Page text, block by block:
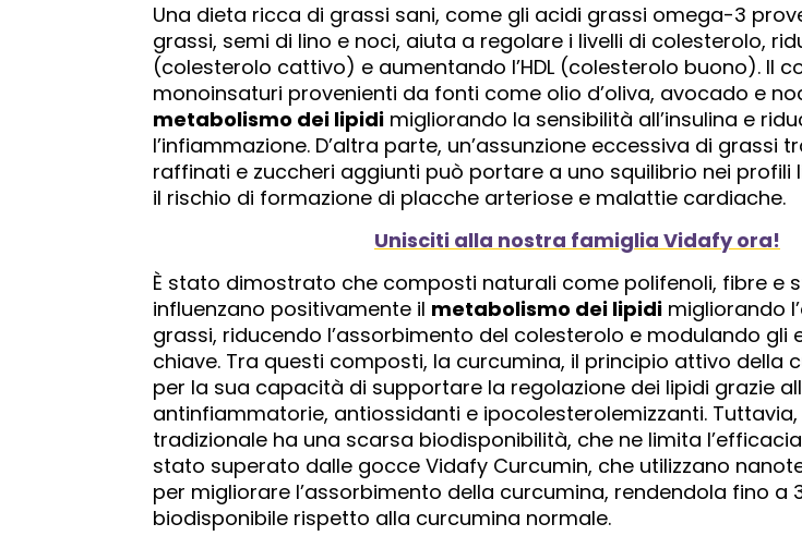
Una dieta ricca di grassi sani, come gli acidi grassi omega-3
grassi, semi di lino e noci, aiuta a regolare i livelli di colesterolo,
(colesterolo cattivo) e aumentando l’HDL (colesterolo buono). Il
monoinsaturi provenienti da fonti come olio d’oliva, avocado e
metabolismo dei lipidimigliorando la sensibilità all’insulina e
l’infiammazione. D’altra parte, un’assunzione eccessiva di grassi
raffinati e zuccheri aggiunti può portare a uno squilibrio nei profili
il rischio di formazione di placche arteriose e malattie cardiache.
Unisciti alla nostra famiglia Vidafy ora!
È stato dimostrato che composti naturali come polifenoli, fibre e
influenzano positivamente il metabolismo dei lipidimigliorando
grassi, riducendo l’assorbimento del colesterolo e modulando gli
chiave. Tra questi composti, la curcumina, il principio attivo della
per la sua capacità di supportare la regolazione dei lipidi grazie
antinfiammatorie, antiossidanti e ipocolesterolemizzanti.
tradizionale ha una scarsa biodisponibilità, che ne limita
stato superato dalle gocce Vidafy Curcumin, che utilizzano
per migliorare l’assorbimento della curcumina, rendendola fino a
biodisponibile rispetto alla curcumina normale.